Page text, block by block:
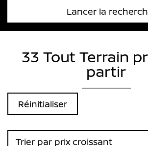
Lancer la
33 Tout Terrain
partir
Réinitialiser
Trier par prix croissant